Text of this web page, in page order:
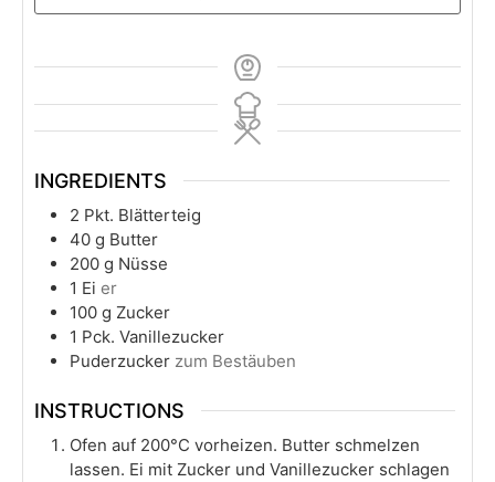
INGREDIENTS
2 Pkt. Blätterteig
40 g Butter
200 g Nüsse
1 Ei er
100 g Zucker
1 Pck. Vanillezucker
Puderzucker zum Bestäuben
INSTRUCTIONS
Ofen auf 200°C vorheizen. Butter schmelzen
lassen. Ei mit Zucker und Vanillezucker schlagen